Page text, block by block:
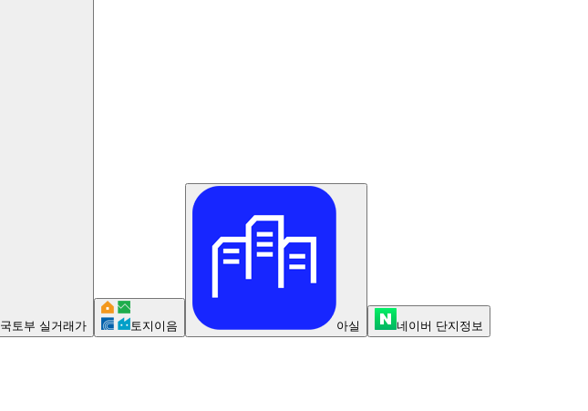
국토부 실거래가 토지이음 아실 네이버 단지정보